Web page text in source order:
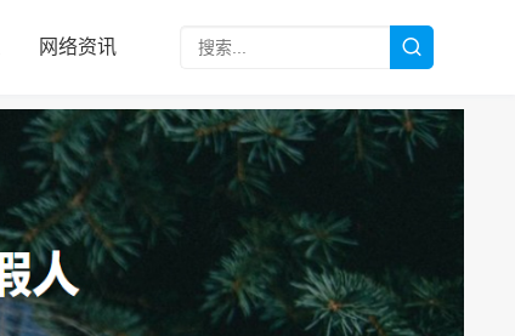
网络资讯